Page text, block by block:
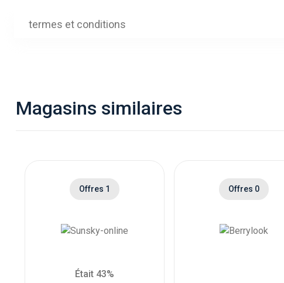
termes et conditions
Magasins similaires
Offres 1
Était 43%
Offres 0